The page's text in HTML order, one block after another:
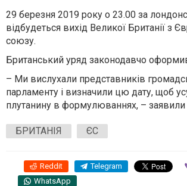
29 березня 2019 року о 23.00 за
відбудеться вихід Великої Британії з
союзу.
Британський уряд законодавчо
– Ми вислухали представників
парламенту і визначили цю дату, щоб
плутанину в формулюваннях, – заявили
БРИТАНІЯ ЄС
Reddit Telegram
WhatsApp